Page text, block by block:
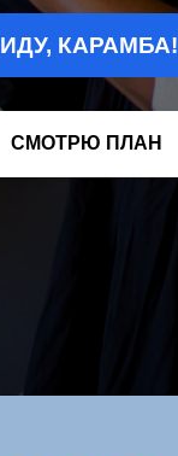
ИДУ, КАРАМБА!
СМОТРЮ ПЛАН